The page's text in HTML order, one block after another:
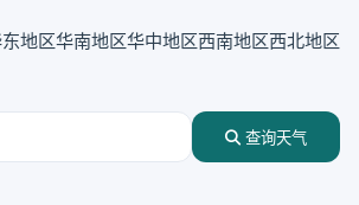
地区华南地区华中地区西南地区西北地区
查询天气